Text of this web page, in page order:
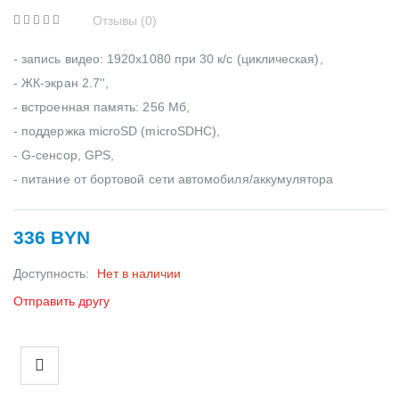
Отзывы (0)
- запись видео: 1920x1080 при 30 к/с (циклическая),
- ЖК-экран 2.7'',
- встроенная память: 256 Мб,
- поддержка microSD (microSDHC),
- G-сенсор, GPS,
- питание от бортовой сети автомобиля/аккумулятора
336 BYN
Доступность:
Нет в наличии
Отправить другу